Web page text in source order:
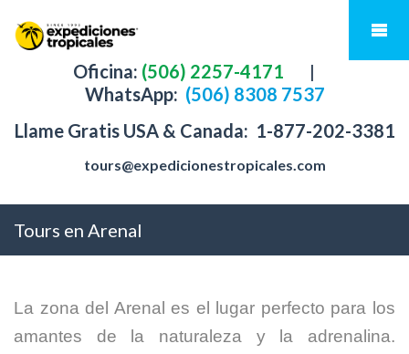
Oficina: (506) 2257-4171
|
WhatsApp: (506) 8308 7537
Llame Gratis USA & Canada: 1-877-202-3381
tours@expedicionestropicales.com
Tours en Arenal
La zona del Arenal es el lugar perfecto para los
amantes de la naturaleza
y la adrenalina.